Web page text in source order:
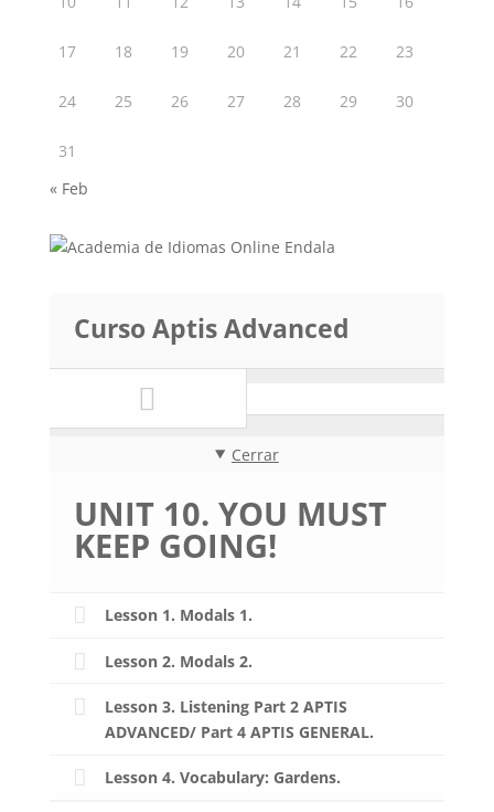
17 18 19 20 21 22 23
24 25 26 27 28 29 30
31
« Feb
Curso Aptis Advanced
Cerrar
UNIT 10. YOU MUST
KEEP GOING!
Lesson 1. Modals 1.
Lesson 2. Modals 2.
Lesson 3. Listening Part 2 APTIS
ADVANCED/ Part 4 APTIS GENERAL.
Lesson 4. Vocabulary: Gardens.